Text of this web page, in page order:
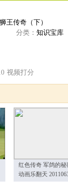
王传奇（下）
分类： 知识宝库
视频打分
红色传奇 军鸽的秘
动画乐翻天